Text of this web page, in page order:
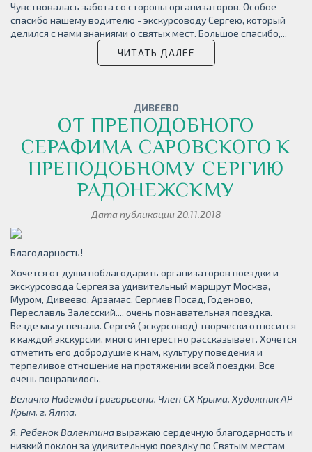
Чувствовалась забота со стороны организаторов. Особое
спасибо нашему водителю - экскурсоводу Сергею, который
делился с нами знаниями о святых мест. Большое спасибо,...
ЧИТАТЬ ДАЛЕЕ
ДИВЕЕВО
ОТ ПРЕПОДОБНОГО
СЕРАФИМА САРОВСКОГО К
ПРЕПОДОБНОМУ СЕРГИЮ
РАДОНЕЖСКМУ
Дата публикации 20.11.2018
Благодарность!
Хочется от души поблагодарить организаторов поездки и
экскурсовода Сергея за удивительный маршрут Москва,
Муром, Дивеево, Арзамас, Сергиев Посад, Годеново,
Переславль Залесский..., очень познавательная поездка.
Везде мы успевали. Сергей (эскурсовод) творчески относится
к каждой экскурсии, много интерестно рассказывает. Хочется
отметить его добродушие к нам, культуру поведения и
терпеливое отношение на протяжении всей поездки. Все
очень понравилось.
Величко Надежда Григорьевна. Член СХ Крыма. Художник АР
Крым. г. Ялта.
Я, Ребенок Валентинавыражаю сердечную благодарность и
низкий поклон за удивительную поездку по Святым местам